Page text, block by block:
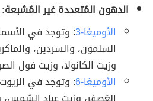
الدهون المُتعددة غير المُشبعة:
الأوميغا-3 : وتوجد في
السلمون، والسردين،
وزيت الكانولا، وزيت فول
الأوميغا-6 : وتوجد في الزيوت